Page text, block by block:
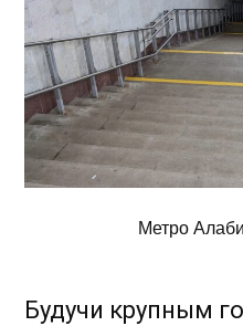
Метро
Будучи крупным